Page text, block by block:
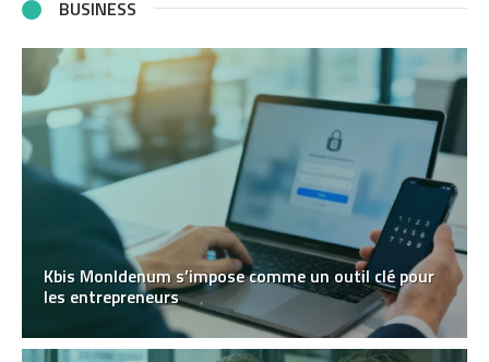
BUSINESS
Kbis MonIdenum s’impose comme un outil clé pour
les entrepreneurs